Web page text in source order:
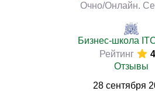
Очно/Онлайн.
Бизнес-школа
Рейтинг
Отзывы
28 сентября